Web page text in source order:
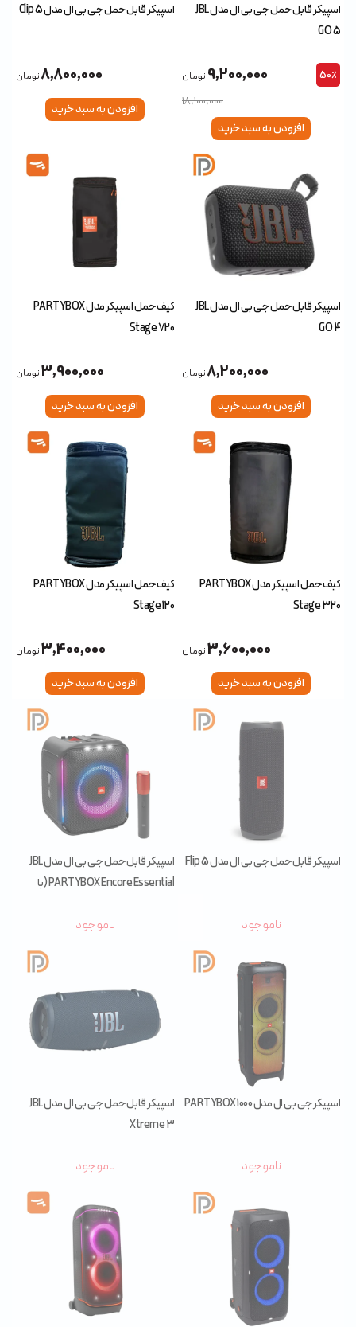
اسپیکر قابل حمل جی بی ال مدل JBL
GO 5
9,200,000 تومان 50٪
18,100,000
افزودن به سبد خرید
اسپیکر قابل حمل جی بی ال مدل Clip 5
8,800,000تومان
افزودن به سبد خرید
اسپیکر قابل حمل جی بی ال مدل JBL
GO 4
8,200,000تومان
افزودن به سبد خرید
کیف حمل اسپیکر مدل PARTYBOX
Stage 720
3,900,000تومان
افزودن به سبد خرید
کیف حمل اسپیکر مدل PARTYBOX
Stage 320
3,600,000تومان
افزودن به سبد خرید
کیف حمل اسپیکر مدل PARTYBOX
Stage 120
3,400,000تومان
افزودن به سبد خرید
اسپیکر قابل حمل جی بی ال مدل Flip 5
ناموجود
اسپیکر قابل حمل جی بی ال مدل JBL
PARTYBOX Encore Essential (با
ناموجود
اسپیکر جی بی ال مدل PARTYBOX 1000
ناموجود
اسپیکر قابل حمل جی بی ال مدل JBL
Xtreme 3
ناموجود